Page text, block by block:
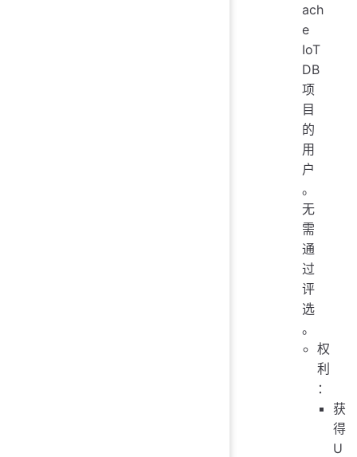
ach
e
IoT
DB
项
目
的
用
户
。
无
需
通
过
评
选
。
权
利
：
获
得
U